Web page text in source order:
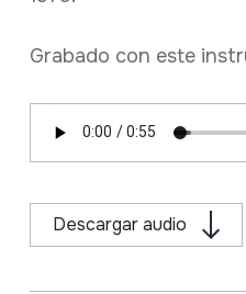
Grabado con este
Descargar audio